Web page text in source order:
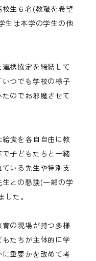
生６名(教職を希望
生は本学の学生の他
携協定を締結して
つでも学校の様子
のでお邪魔させて
食を各自自由に教
子どもたちと一緒
いる先生や特別支
との懇談(一部の学
た。
の現場が持つ多様
たちが主体的に学
重要かを改めて考